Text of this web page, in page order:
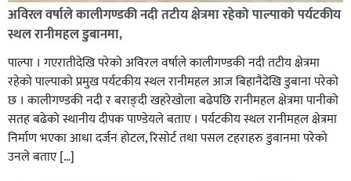
अविरल वर्षाले कालीगण्डकी नदी तटीय क्षेत्रमा रहेको पाल्पाको पर्यटकीय
स्थल रानीमहल डुबानमा,
पाल्पा । गएरातीदेखि परेको अविरल वर्षाले कालीगण्डकी नदी तटीय क्षेत्रमा
रहेको पाल्पाको प्रमुख पर्यटकीय स्थल रानीमहल आज बिहानैदेखि डुबाना परेको
छ । कालीगण्डकी नदी र बराङ्दी खहरेखोला बढेपछि रानीमहल क्षेत्रमा पानीको
सतह बढेको स्थानीय दीपक पाण्डेयले बताए । पर्यटकीय स्थल रानीमहल क्षेत्रमा
निर्माण भएका आधा दर्जन होटल, रिसोर्ट तथा पसल टहराहरु डुवानमा परेको
उनले बताए […]